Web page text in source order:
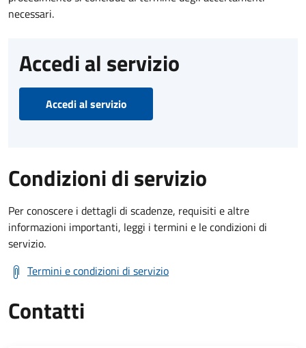
necessari.
Accedi al servizio
Accedi al servizio
Condizioni di servizio
Per conoscere i dettagli di scadenze, requisiti e altre
informazioni importanti, leggi i termini e le condizioni di
servizio.
Termini e condizioni di servizio
Contatti